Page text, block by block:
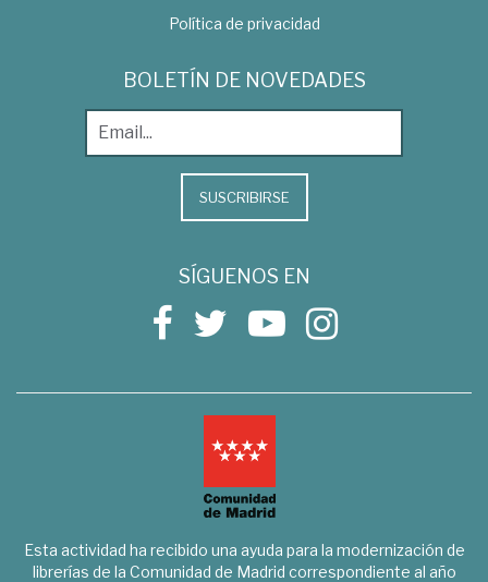
Política de privacidad
BOLETÍN DE NOVEDADES
SUSCRIBIRSE
SÍGUENOS EN
Esta actividad ha recibido una ayuda para la modernización de
librerías de la Comunidad de Madrid correspondiente al año